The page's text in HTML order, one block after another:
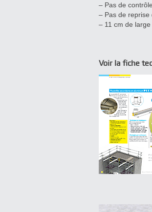
– Pas de
– Pas de reprise
– 11 cm de
Voir la fiche